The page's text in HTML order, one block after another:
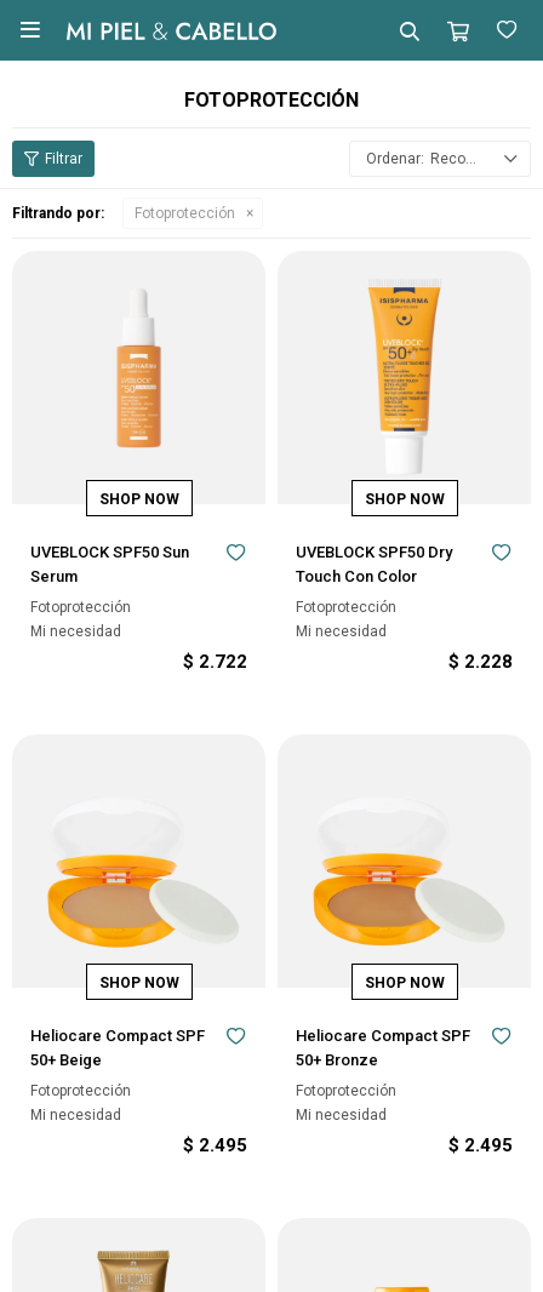

FOTOPROTECCIÓN
Recomendados
Filtrando por: Fotoprotección
UVEBLOCK SPF50 Sun
Serum
Fotoprotección
Mi necesidad
$ 2.722
UVEBLOCK SPF50 Dry
Touch Con Color
Fotoprotección
Mi necesidad
$ 2.228
Heliocare Compact SPF
50+ Beige
Fotoprotección
Mi necesidad
$ 2.495
Heliocare Compact SPF
50+ Bronze
Fotoprotección
Mi necesidad
$ 2.495